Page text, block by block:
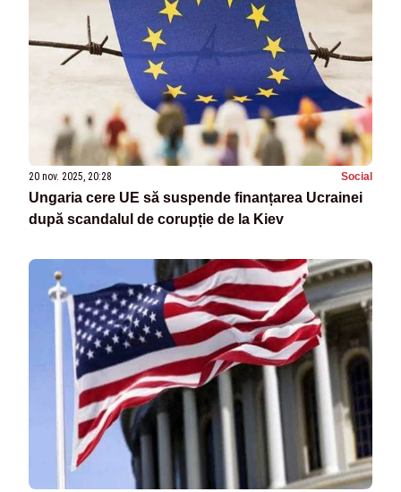
20 nov. 2025, 20:28 Social
Ungaria cere UE să suspende finanțarea Ucrainei
după scandalul de corupție de la Kiev